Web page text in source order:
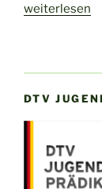
sich
den
weiterlesen
DTV